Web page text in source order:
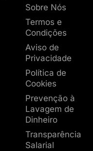
Sobre Nós
Termos e
Condições
Aviso de
Privacidade
Política de
Cookies
Prevenção à
Lavagem de
Dinheiro
Transparência
Salarial